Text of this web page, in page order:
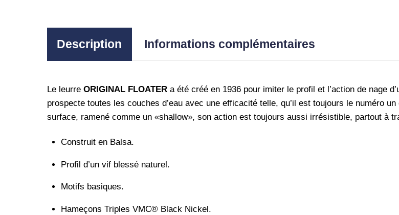
Description Informations complémentaires
Le leurre ORIGINAL FLOATER a été créé en 1936 pour imiter le profil et l’action de nage
prospecte toutes les couches d’eau avec une efficacité telle, qu’il est toujours le numéro
surface, ramené comme un «shallow», son action est toujours aussi irrésistible, partout à
Construit en Balsa.
Profil d’un vif blessé naturel.
Motifs basiques.
Hameçons Triples VMC® Black Nickel.